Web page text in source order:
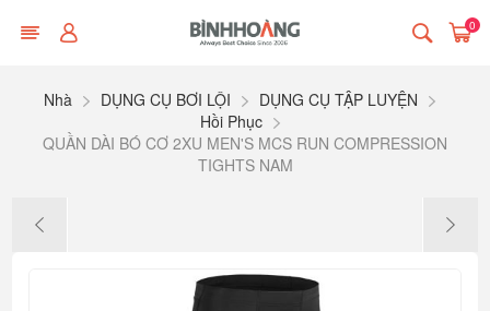
0
Nhà DỤNG CỤ BƠI LỘI
DỤNG CỤ TẬP LUYỆN
Hồi Phục
QUẦN DÀI BÓ CƠ 2XU MEN'S MCS RUN COMPRESSION
TIGHTS NAM